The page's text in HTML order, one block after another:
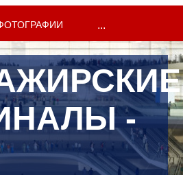
...
-